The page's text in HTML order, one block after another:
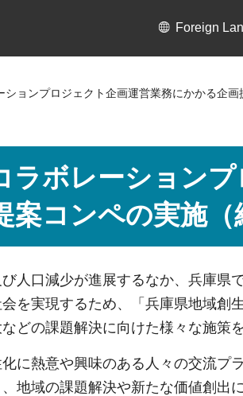
Foreign
ョンプロジェクト企画運営業務にかかる企画
ラボレーション
案コンペの実施（
人口減少が進展するなか、兵庫県
を実現するため、「兵庫県地域創
どの課題解決に向けた様々な施策
に熱意や興味のある人々の交流プ
地域の課題解決や新たな価値創出